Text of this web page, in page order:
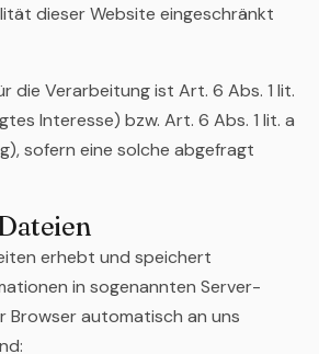
dieser Website eingeschränkt
die Verarbeitung ist Art. 6 Abs. 1 lit.
Interesse) bzw. Art. 6 Abs. 1 lit. a
sofern eine solche abgefragt
erhebt und speichert
in sogenannten Server-
Browser automatisch an uns